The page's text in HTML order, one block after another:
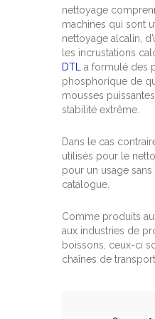
nettoyage
machines qui sont
nettoyage alcalin,
les incrustations
DTL
a formulé des
phosphorique de
mousses
stabilité extrême.
Dans le cas
utilisés pour le
pour un usage sans
catalogue.
Comme produits
aux industries de
boissons, ceux-ci
chaînes de